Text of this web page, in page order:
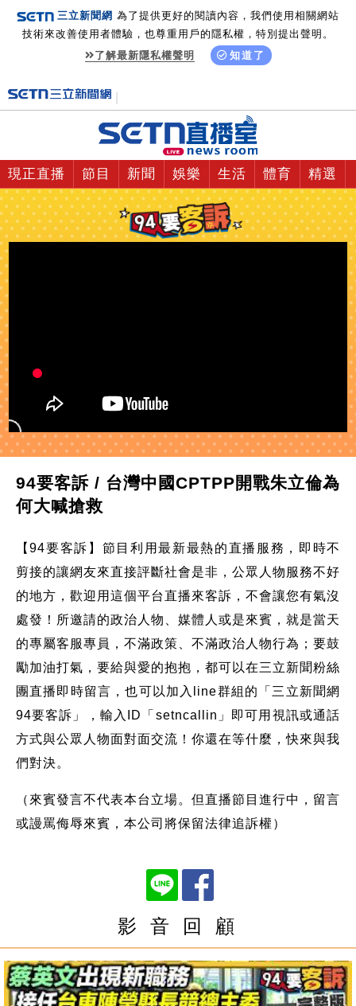
三立新聞網 為了提供更好的閱讀內容，我們使用相關網站
技術來改善使用者體驗，也尊重用戶的隱私權，特別提出聲明。
了解最新隱私權聲明
知道了
現正直播 節目 新聞 娛樂 生活 體育 精選
94要客訴 / 台灣中國CPTPP開戰朱立倫為
何大喊搶救
【94要客訴】節目利用最新最熱的直播服務，即時不
剪接的讓網友來直接評斷社會是非，公眾人物服務不好
的地方，歡迎用這個平台直播來客訴，不會讓您有氣沒
處發！所邀請的政治人物、媒體人或是來賓，就是當天
的專屬客服專員，不滿政策、不滿政治人物行為；要鼓
勵加油打氣，要給與愛的抱抱，都可以在三立新聞粉絲
團直播即時留言，也可以加入line群組的「三立新聞網
94要客訴」，輸入ID「setncallin」即可用視訊或通話
方式與公眾人物面對面交流！你還在等什麼，快來與我
們對決。
（來賓發言不代表本台立場。但直播節目進行中，留言
或謾罵侮辱來賓，本公司將保留法律追訴權）
影 音 回 顧